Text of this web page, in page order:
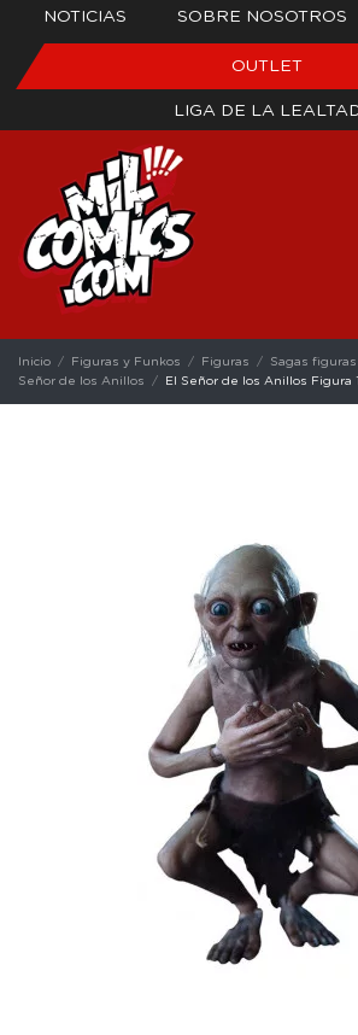
NOTICIAS SOBRE NOSOTROS
OUTLET
LIGA DE LA
Inicio Figuras y Funkos Figuras Sagas figuras
Señor de los Anillos
El Señor de los Anillos Figura